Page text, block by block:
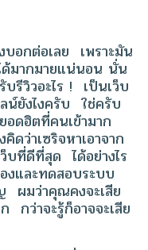
กต่อเลย เพราะมัน
ด้มากมายแน่นอน นั่น
รีวิวอะไร ! เป็นเว็บ
น์ยังไงครับ ใช่ครับ
อดฮิตที่คนเข้ามาก
ว่าเซริจหาเอาจาก
บที่ดีที่สุด ได้อย่างไร
งและทดสอบระบบ
ผมว่าคุณคงจะเสีย
กว่าจะรู้ก็อาจจะเสีย